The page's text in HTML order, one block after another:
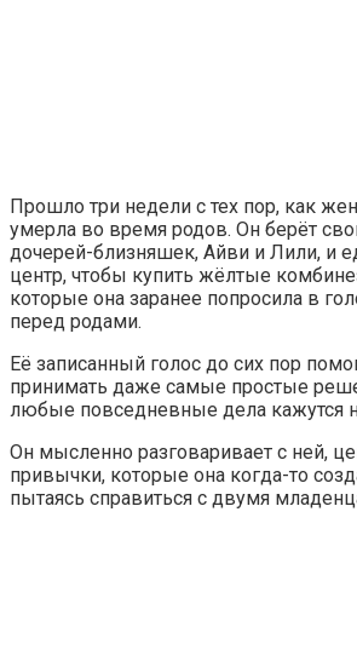
Прошло три недели с тех пор, как
умерла во время родов. Он берёт
дочерей-близняшек, Айви и Лили, и
центр, чтобы купить жёлтые
которые она заранее попросила в
перед родами.
Её записанный голос до сих пор
принимать даже самые простые
любые повседневные дела кажутся
Он мысленно разговаривает с ней,
привычки, которые она когда-то
пытаясь справиться с двумя